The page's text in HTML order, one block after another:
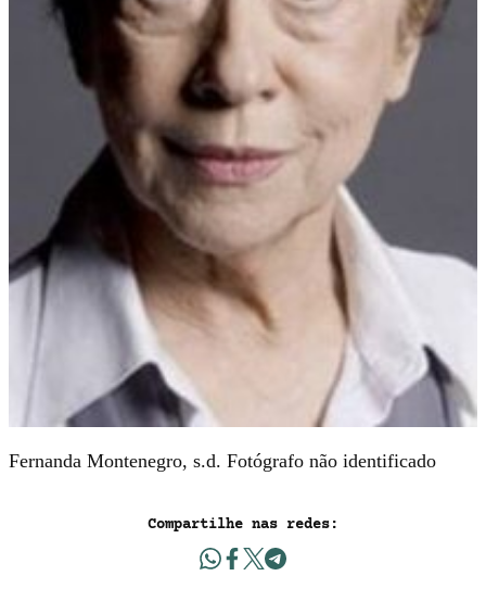
Fernanda Montenegro, s.d. Fotógrafo não identificado
Compartilhe nas redes: